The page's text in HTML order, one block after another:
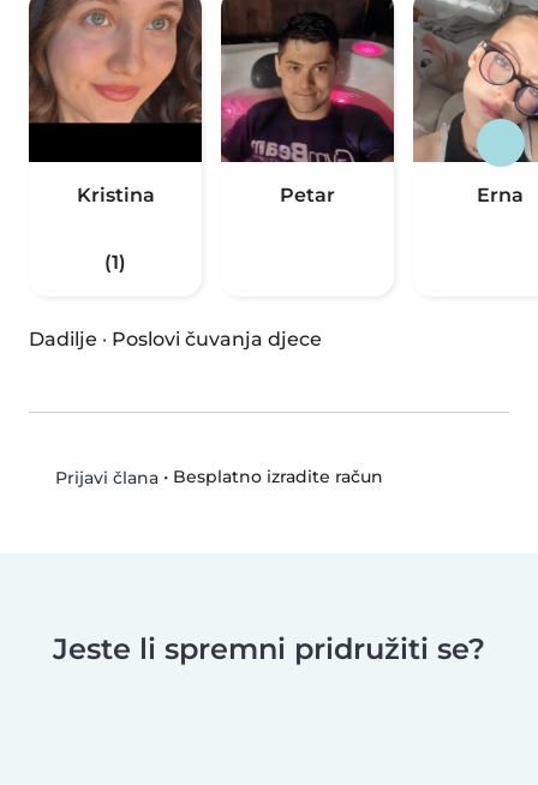
Kristina
(1)
Petar Erna
Dadilje · Poslovi čuvanja djece
Prijavi člana• Besplatno izradite račun
Jeste li spremni pridružiti se?